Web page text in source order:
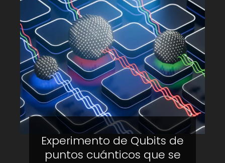
Experimento de Qubits de
puntos cuánticos que se